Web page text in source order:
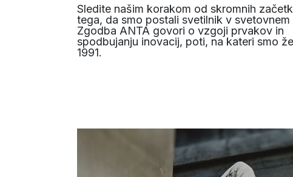
Sledite našim korakom od skromnih
tega, da smo postali svetilnik v svetovnem
Zgodba ANTA govori o vzgoji prvakov in
spodbujanju inovacij, poti, na kateri smo
1991.